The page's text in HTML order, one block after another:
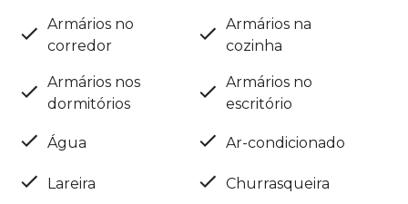
Armários no
corredor
Armários na
cozinha
Armários nos
dormitórios
Armários no
escritório
Água Ar-condicionado
Lareira Churrasqueira